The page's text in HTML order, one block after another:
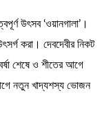
উৎসব ‘ওয়ানগালা’।
করা। দেবদেবীর নিকট
শেষে ও শীতের আগে
নতুন খাদ্যশস্য ভোজন